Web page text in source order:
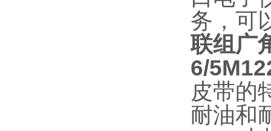
务，可
联组广
6/
皮带的
耐油和